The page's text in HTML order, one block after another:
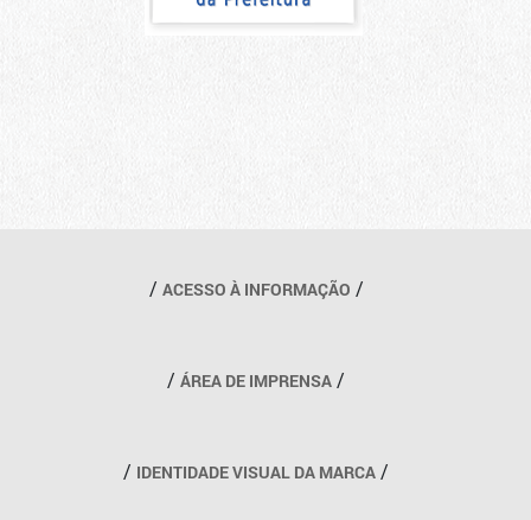
Outros links
ACESSO À INFORMAÇÃO
ÁREA DE IMPRENSA
IDENTIDADE VISUAL DA MARCA